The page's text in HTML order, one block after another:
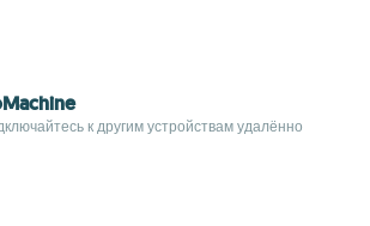
к другим устройствам удалённо